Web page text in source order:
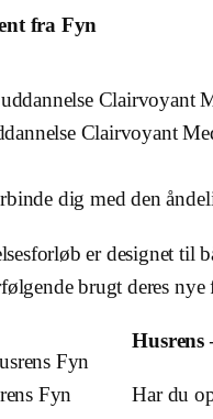
fra Fyn
Clairvoyant
dig med den
er designet til
brugt deres
Fyn
Husrens
Har du